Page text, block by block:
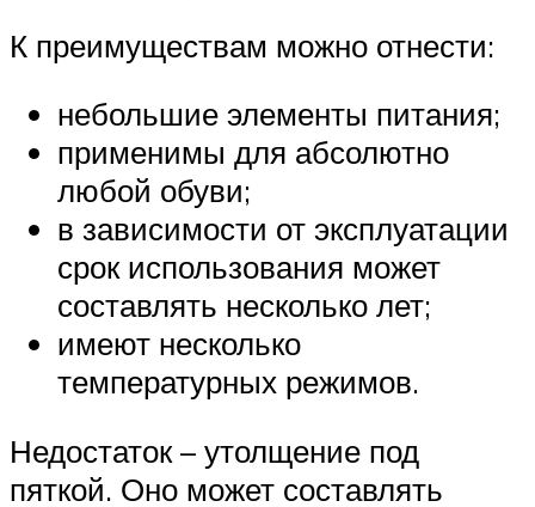
К преимуществам можно отнести:
небольшие элементы питания;
применимы для абсолютно
любой обуви;
в зависимости от эксплуатации
срок использования может
составлять несколько лет;
имеют несколько
температурных режимов.
Недостаток – утолщение под
пяткой. Оно может составлять